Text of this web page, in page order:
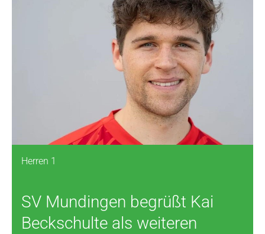
Herren 1
SV Mundingen begrüßt Kai
Beckschulte als weiteren